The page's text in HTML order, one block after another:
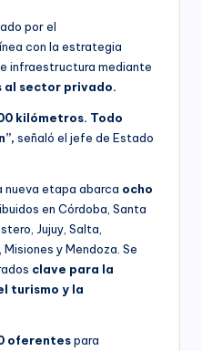
por el
línea con la estrategia
infraestructura mediante
al sector privado.
kilómetros. Todo
señaló el jefe de Estado
nueva etapa abarca ocho
en Córdoba, Santa
Jujuy, Salta,
y Mendoza. Se
clave para la
turismo y la
oferentespara